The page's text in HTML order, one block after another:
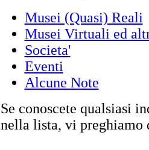
Musei (Quasi) Reali
Musei Virtuali ed
Societa'
Eventi
Alcune Note
Se conoscete qualsiasi
nella lista, vi